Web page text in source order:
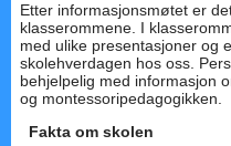
Etter informasjonsmøtet er
klasserommene. I
med ulike presentasjoner og
skolehverdagen hos oss.
behjelpelig med informasjon
og montessoripedagogikken.
Fakta om skolen